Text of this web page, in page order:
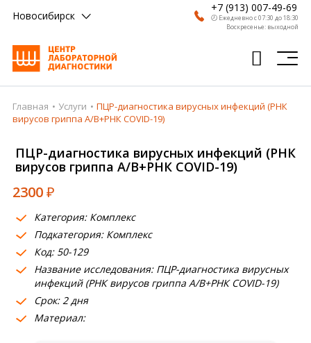
Новосибирск
+7 (913) 007-49-69
🕗 Ежедневно с 07:30 до 18:30
Воскресенье: выходной
Главная
Врачи
Получить результат
Пациентам
О компании
Где сдать
Партнерам
Главная Услуги
ПЦР-диагностика вирусных инфекций (РНК
вирусов гриппа А/В+РНК COVID-19)
ПЦР-диагностика вирусных инфекций (РНК
вирусов гриппа А/В+РНК COVID-19)
2300₽
Категория: Комплекс
Подкатегория: Комплекс
Код: 50-129
Название исследования: ПЦР-диагностика вирусных
инфекций (РНК вирусов гриппа А/В+РНК COVID-19)
Срок: 2 дня
Материал: